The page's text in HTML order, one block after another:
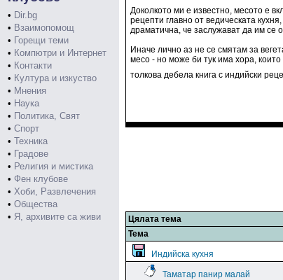
• Dir.bg
• Взаимопомощ
• Горещи теми
• Компютри и Интернет
• Контакти
• Култура и изкуство
• Мнения
• Наука
• Политика, Свят
• Спорт
• Техника
• Градове
• Религия и мистика
• Фен клубове
• Хоби, Развлечения
• Общества
• Я, архивите са живи
Доколкото ми е известно, месото е
рецепти главно от ведическата
драматична, че заслужават да им се
Иначе лично аз не се смятам за
месо - но може би тук има хора,
толкова дебела книга с индийски
Цялата тема
Тема
Индийска кухня
Таматар панир малай